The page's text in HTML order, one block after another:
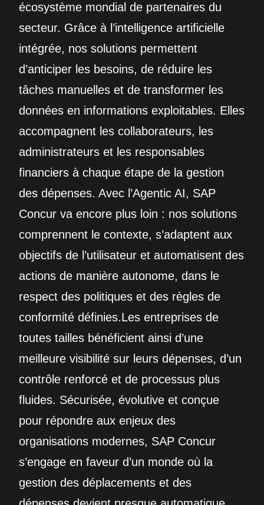
écosystème mondial de partenaires du
secteur. Grâce à l’intelligence artificielle
intégrée, nos solutions permettent
d’anticiper les besoins, de réduire les
tâches manuelles et de transformer les
données en informations exploitables. Elles
accompagnent les collaborateurs, les
administrateurs et les responsables
financiers à chaque étape de la gestion
des dépenses. Avec l’Agentic AI, SAP
Concur va encore plus loin : nos solutions
comprennent le contexte, s’adaptent aux
objectifs de l’utilisateur et automatisent des
actions de manière autonome, dans le
respect des politiques et des règles de
conformité définies.Les entreprises de
toutes tailles bénéficient ainsi d’une
meilleure visibilité sur leurs dépenses, d’un
contrôle renforcé et de processus plus
fluides. Sécurisée, évolutive et conçue
pour répondre aux enjeux des
organisations modernes, SAP Concur
s’engage en faveur d’un monde où la
gestion des déplacements et des